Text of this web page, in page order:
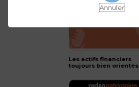
Les actifs financiers
toujours bien orientés
Annuler